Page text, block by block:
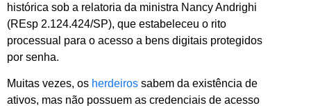
histórica sob a relatoria da ministra Nancy Andrighi
(REsp 2.124.424/SP), que estabeleceu o rito
processual para o acesso a bens digitais protegidos
por senha.
Muitas vezes, os herdeiros sabem da existência de
ativos, mas não possuem as credenciais de acesso